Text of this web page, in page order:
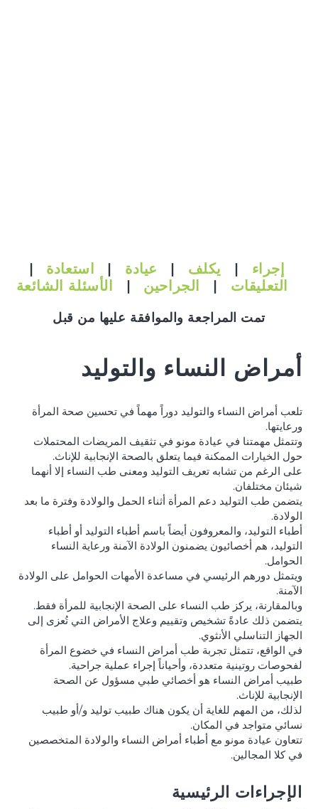
إجراء | يكلف | عيادة | استعادة
|
التعليقات
| الجراحين | الأسئلة الشائعة
تمت المراجعة والموافقة عليها من قبل
أمراض النساء والتوليد
تلعب أمراض النساء والتوليد دوراً مهماً في تحسين صحة المرأة
ورعايتها.
وتتمثل مهمتنا في عيادة مونو في تثقيف المريضات المحتملات
حول الخيارات الممكنة فيما يتعلق بالصحة الإنجابية للإناث.
على الرغم من تشابه تعريف التوليد ومعنى طب النساء إلا أنهما
شيئان مختلفان.
يتضمن طب التوليد دعم المرأة أثناء الحمل والولادة وفترة ما بعد
الولادة.
أطباء التوليد، والمعروفون أيضاً باسم أطباء التوليد أو أطباء
التوليد، هم أخصائيون يضمنون الولادة الآمنة ورعاية النساء
الحوامل.
ويتمثل دورهم الرئيسي في مساعدة الأمهات الحوامل على الولادة
الآمنة.
وبالمقارنة، يركز طب النساء على الصحة الإنجابية للمرأة فقط.
يتضمن ذلك عادةً تشخيص وتقييم وعلاج الأمراض التي تُعزى إلى
الجهاز التناسلي الأنثوي.
في الواقع، تتمثل تجربة طب أمراض النساء في خضوع المرأة
لفحوصات روتينية متعددة، وأحياناً إجراء عملية جراحية.
طبيب أمراض النساء هو أخصائي طبي مسؤول عن الصحة
الإنجابية للإناث.
لذلك، من المهم للغاية أن يكون هناك طبيب توليد و/أو طبيب
نسائي متواجد في المكان.
تتعاون عيادة مونو مع أطباء أمراض النساء والولادة المتخصصين
في كلا المجالين.
الإجراءات الرئيسية